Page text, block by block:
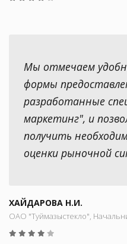
Мы отмечаем
формы
разработанные
маркетинг", и
получить
оценки рыночной
ХАЙДАРОВА Н.И.
ОАО "Туймазыстекло",